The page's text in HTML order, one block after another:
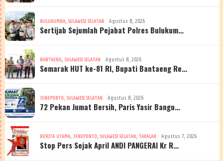
BULUKUMBA, SULAWESI SELATAN Agustus 8, 2026
Sertijab Sejumlah Pejabat Polres Bulukum…
BANTAENG, SULAWESI SELATAN Agustus 8, 2026
Semarak HUT ke-81 RI, Bupati Bantaeng Re…
JENEPONTO, SULAWESI SELATAN Agustus 8, 2026
72 Pekan Jumat Bersih, Paris Yasir Bangu…
BERITA UTAMA, JENEPONTO, SULAWESI SELATAN, TAKALAR Agustus 7, 2026
Stop Pers Sejak April ANDI PANGERAI Kr R…